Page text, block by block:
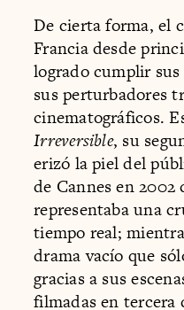
De cierta forma, el
Francia desde
logrado cumplir sus
sus perturbadores
cinematográficos.
Irreversible, su
erizó la piel del
de Cannes en 2002
representaba una
tiempo real;
drama vacío que
gracias a sus
filmadas en tercera